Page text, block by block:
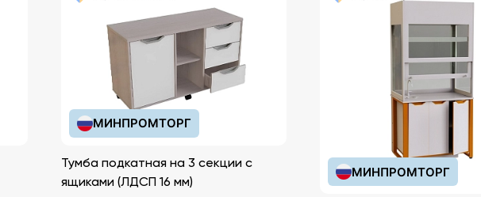
МИНПРОМТОРГ
Тумба подкатная на 3 секции с
ящиками (ЛДСП 16 мм)
МИНПРОМТОРГ